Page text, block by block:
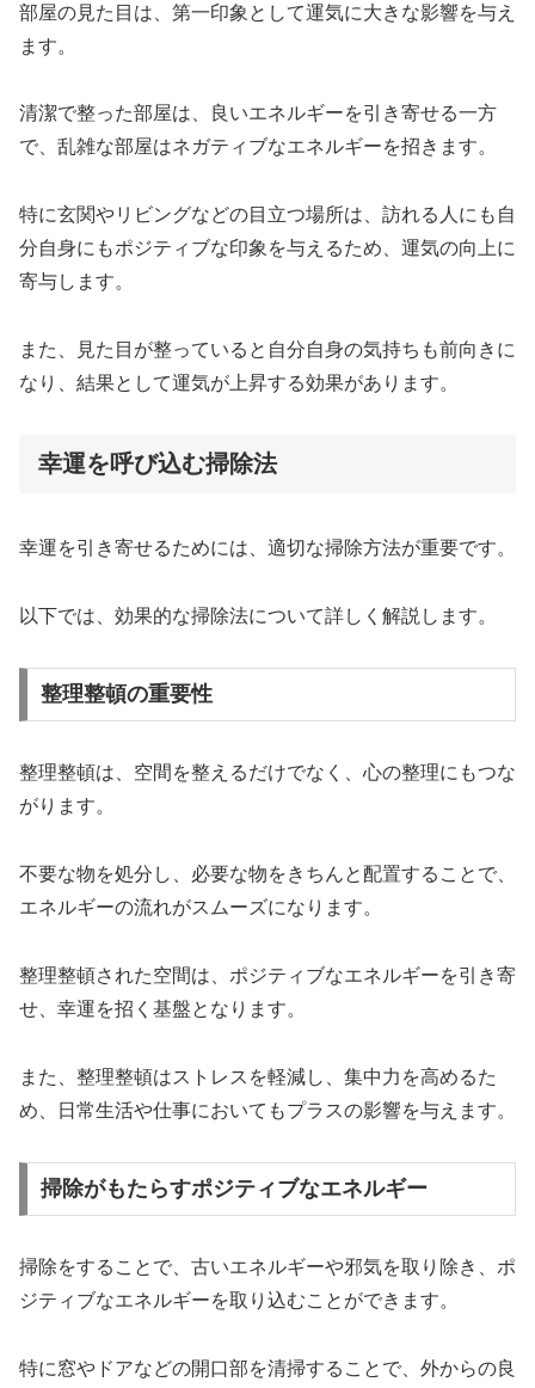
部屋の見た目は、第一印象として運気に大きな影響を与え
ます。
清潔で整った部屋は、良いエネルギーを引き寄せる一方
で、乱雑な部屋はネガティブなエネルギーを招きます。
特に玄関やリビングなどの目立つ場所は、訪れる人にも自
分自身にもポジティブな印象を与えるため、運気の向上に
寄与します。
また、見た目が整っていると自分自身の気持ちも前向きに
なり、結果として運気が上昇する効果があります。
幸運を呼び込む掃除法
幸運を引き寄せるためには、適切な掃除方法が重要です。
以下では、効果的な掃除法について詳しく解説します。
整理整頓の重要性
整理整頓は、空間を整えるだけでなく、心の整理にもつな
がります。
不要な物を処分し、必要な物をきちんと配置することで、
エネルギーの流れがスムーズになります。
整理整頓された空間は、ポジティブなエネルギーを引き寄
せ、幸運を招く基盤となります。
また、整理整頓はストレスを軽減し、集中力を高めるた
め、日常生活や仕事においてもプラスの影響を与えます。
掃除がもたらすポジティブなエネルギー
掃除をすることで、古いエネルギーや邪気を取り除き、ポ
ジティブなエネルギーを取り込むことができます。
特に窓やドアなどの開口部を清掃することで、外からの良